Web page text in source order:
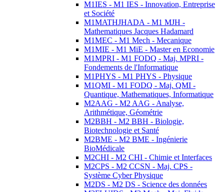
M1IES - M1 IES - Innovation, Entreprise
et Société
M1MATHJHADA - M1 MJH -
Mathematiques Jacques Hadamard
M1MEC - M1 Mech - Mecanique
M1MIE - M1 MiE - Master en Economie
M1MPRI - M1 FODQ - Maj. MPRI -
Fondements de l'Informatique
M1PHYS - M1 PHYS - Physique
M1QMI - M1 FODQ - Maj. QMI -
Quantique, Mathematiques, Informatique
M2AAG - M2 AAG - Analyse,
Arithmétique, Géométrie
M2BBH - M2 BBH - Biologie,
Biotechnologie et Santé
M2BME - M2 BME - Ingénierie
BioMédicale
M2CHI - M2 CHI - Chimie et Interfaces
M2CPS - M2 CCSN - Maj. CPS -
Système Cyber Physique
M2DS - M2 DS - Science des données